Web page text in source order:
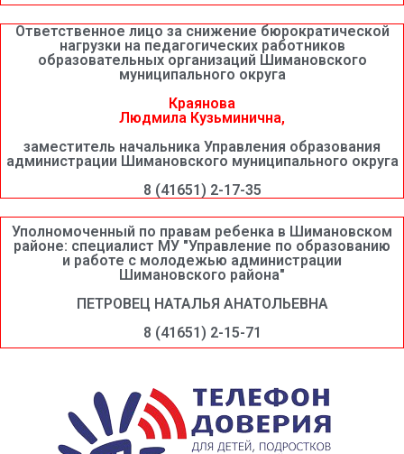
Ответственное лицо за снижение бюрократической
нагрузки на педагогических работников
образовательных организаций Шимановского
муниципального округа
Краянова
Людмила Кузьминична,
заместитель начальника Управления образования
администрации Шимановского муниципального округа
8 (41651) 2-17-35
Уполномоченный по правам ребенка в Шимановском
районе: специалист МУ "Управление по образованию
и работе с молодежью администрации
Шимановского района"
ПЕТРОВЕЦ НАТАЛЬЯ АНАТОЛЬЕВНА
8 (41651) 2-15-71